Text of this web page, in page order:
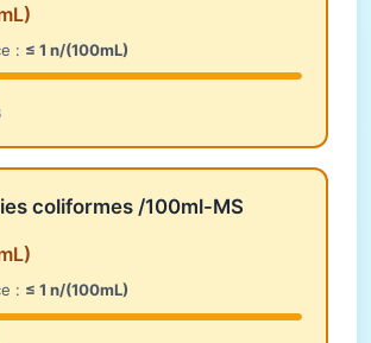
: ≤ 1 n/(100mL)
coliformes /100ml-MS
: ≤ 1 n/(100mL)